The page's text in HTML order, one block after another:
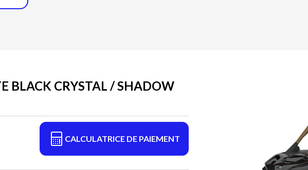
BLACK CRYSTAL / SHADOW
CALCULATRICE DE PAIEMENT